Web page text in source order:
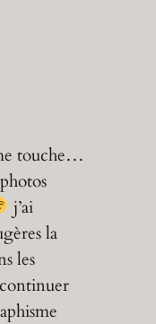
touche…
j’ai
la
les
continuer